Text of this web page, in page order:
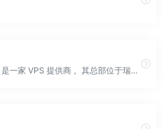
HostUp 成立于 2019 年，是一家 VPS 提供商 。其总部位于瑞典。 它提供 Web、Wordpress、VPS 和域名托管产品。